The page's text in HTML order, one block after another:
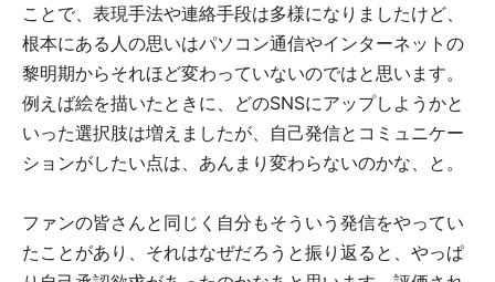
ことで、表現手法や連絡手段は多様になりましたけど、
根本にある人の思いはパソコン通信やインターネットの
黎明期からそれほど変わっていないのではと思います。
例えば絵を描いたときに、どのSNSにアップしようかと
いった選択肢は増えましたが、自己発信とコミュニケー
ションがしたい点は、あんまり変わらないのかな、と。
ファンの皆さんと同じく自分もそういう発信をやってい
たことがあり、それはなぜだろうと振り返ると、やっぱ